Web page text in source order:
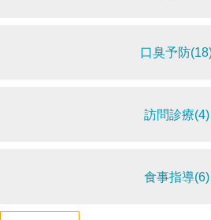
口臭予防
訪問診療(4)
食事指導(6)